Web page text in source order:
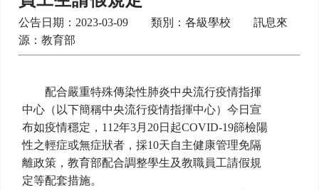
公告日期：2023-03-09 類別：各級學校 訊息來
源：教育部
配合嚴重特殊傳染性肺炎中央流行疫情指揮
中心（以下簡稱中央流行疫情指揮中心）今日宣
布如疫情穩定，112年3月20日起COVID-19篩檢陽
性之輕症或無症狀者，採10天自主健康管理免隔
離政策，教育部配合調整學生及教職員工請假規
定等配套措施。